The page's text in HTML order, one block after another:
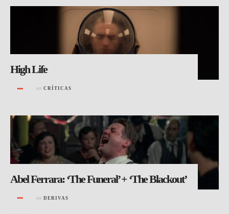
High Life
en CRÍTICAS
Abel Ferrara: ‘The Funeral’ + ‘The Blackout’
en DERIVAS